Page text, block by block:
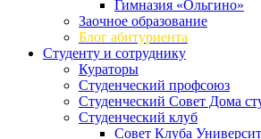
Гимназия «Ольгино»
Заочное образование
Блог абитуриента
Студенту и сотруднику
Кураторы
Студенческий профсоюз
Студенческий Совет Дома
Студенческий клуб
Совет Клуба